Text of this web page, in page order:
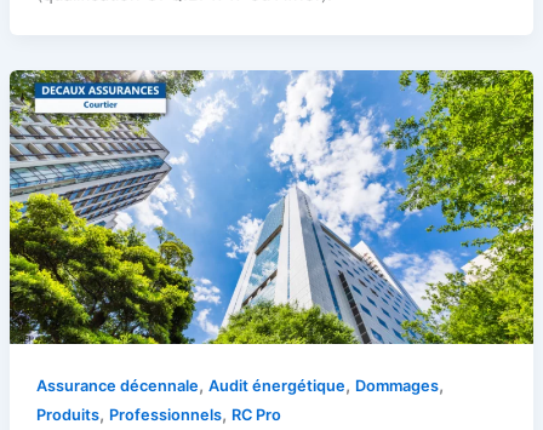
Assurance décennale, Audit énergétique, Dommages,
Produits, Professionnels, RC Pro